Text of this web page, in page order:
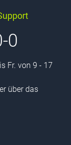
0
Fr. von 9 - 17
über das